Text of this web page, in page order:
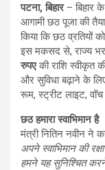
पटना, बिहार– बिहार
आगामी छठ पूजा की
किया कि छठ व्रतियों
इस मकसद से, राज्य
रुपएकी राशि स्वीकृत
और सुविधा बढ़ाने के
रूम, स्ट्रीट लाइट,
छठ हमारा स्वाभिमान है
मंत्री नितिन नवीन ने
अपने स्वाभिमान की
हमने यह सुनिश्चित